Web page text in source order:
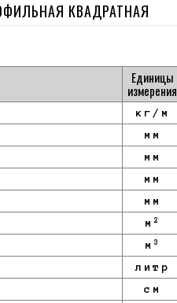
КВАДРАТНАЯ
Единицы
измерения
кг/м
мм
мм
мм
мм
м 2
м 3
литр
см